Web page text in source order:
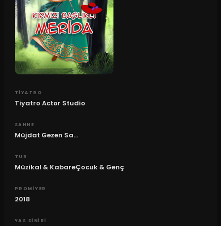
TIYATRO
Tiyatro Actor Studio
SAHNE
Müjdat Gezen Sa...
TUR
Müzikal & KabareÇocuk & Genç
PROMIYER
2018
YAS SINIRI